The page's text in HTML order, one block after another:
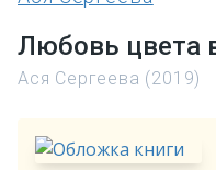
Любовь цвета
Ася Сергеева (2019)